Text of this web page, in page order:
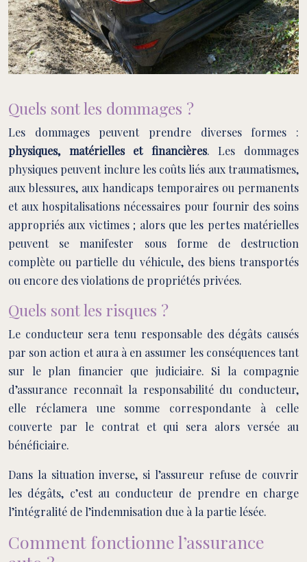
Quels sont les dommages ?
Les dommages peuvent prendre diverses formes :
physiques, matérielles et financières. Les dommages
physiques peuvent inclure les coûts liés aux traumatismes,
aux blessures, aux handicaps temporaires ou permanents
et aux hospitalisations nécessaires pour fournir des soins
appropriés aux victimes ; alors que les pertes matérielles
peuvent se manifester sous forme de destruction
complète ou partielle du véhicule, des biens transportés
ou encore des violations de propriétés privées.
Quels sont les risques ?
Le conducteur sera tenu responsable des dégâts causés
par son action et aura à en assumer les conséquences tant
sur le plan financier que judiciaire. Si la compagnie
d’assurance reconnaît la responsabilité du conducteur,
elle réclamera une somme correspondante à celle
couverte par le contrat et qui sera alors versée au
bénéficiaire.
Dans la situation inverse, si l’assureur refuse de couvrir
les dégâts, c’est au conducteur de prendre en charge
l’intégralité de l’indemnisation due à la partie lésée.
Comment fonctionne l’assurance